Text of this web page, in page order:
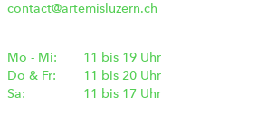
contact@artemisluzern.ch
Mo - Mi:
11 bis 19 Uhr
Do & Fr:
11 bis 20 Uhr
Sa:
11 bis 17 Uhr